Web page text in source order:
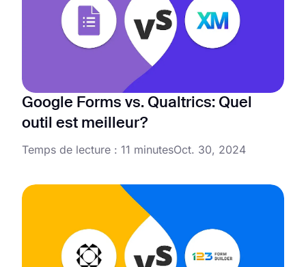
Google Forms vs. Qualtrics: Quel
outil est meilleur?
Temps de lecture : 11 minutesOct. 30, 2024